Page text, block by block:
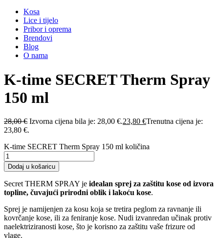
Kosa
Lice i tijelo
Pribor i oprema
Brendovi
Blog
O nama
K-time SECRET Therm Spray
150 ml
28,00€ Izvorna cijena bila je: 28,00 €.23,80 €Trenutna cijena je:
23,80 €.
K-time SECRET Therm Spray 150 ml količina
Dodaj u košaricu
Secret THERM SPRAY je idealan sprej za zaštitu kose od izvora
topline, čuvajući prirodni oblik i lakoću kose.
Sprej je namijenjen za kosu koja se tretira peglom za ravnanje ili
kovrčanje kose, ili za feniranje kose. Nudi izvanredan učinak protiv
naelektriziranosti kose, što je korisno za zaštitu vaše frizure od
vlage.